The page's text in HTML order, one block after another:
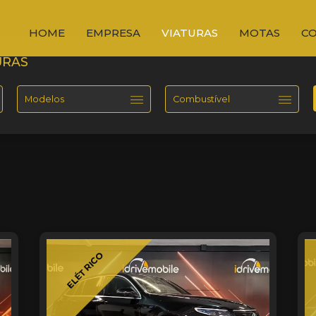
MOTAS
VIATURAS
EMPRESA
HOME
ELÉTRICO